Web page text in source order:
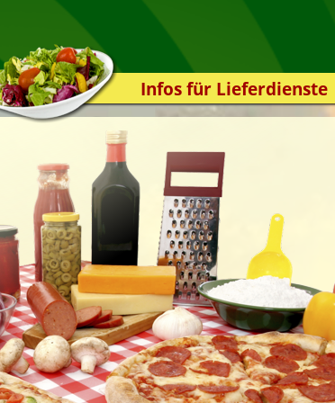
Infos für Lieferdienste
Kassensystem
Zuverlässigkeit
Sicherheit
Der Online-Shop
Das Bestellsystem
Der Bestellvorgang
Übertragung
Testshop
Styles
Kontakt